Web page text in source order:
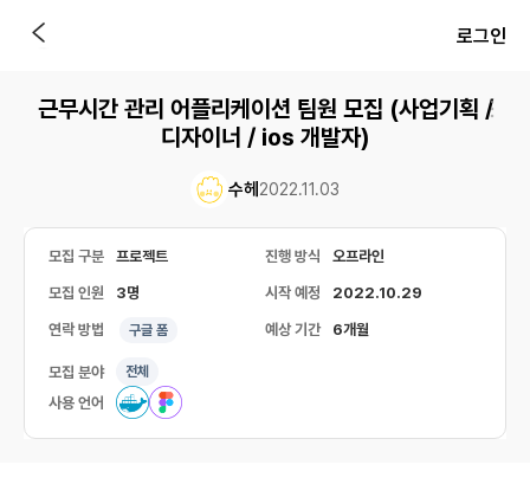
로그인
근무시간 관리 어플리케이션 팀원 모집 (사업기획 /
디자이너 / ios 개발자)
수헤 2022.11.03
모집 구분 프로젝트 진행 방식 오프라인
모집 인원 3명 시작 예정 2022.10.29
연락 방법 구글 폼 예상 기간 6개월
모집 분야 전체
사용 언어